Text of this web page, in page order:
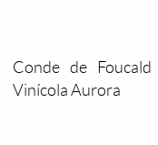
Conde de
Vinícola Aurora